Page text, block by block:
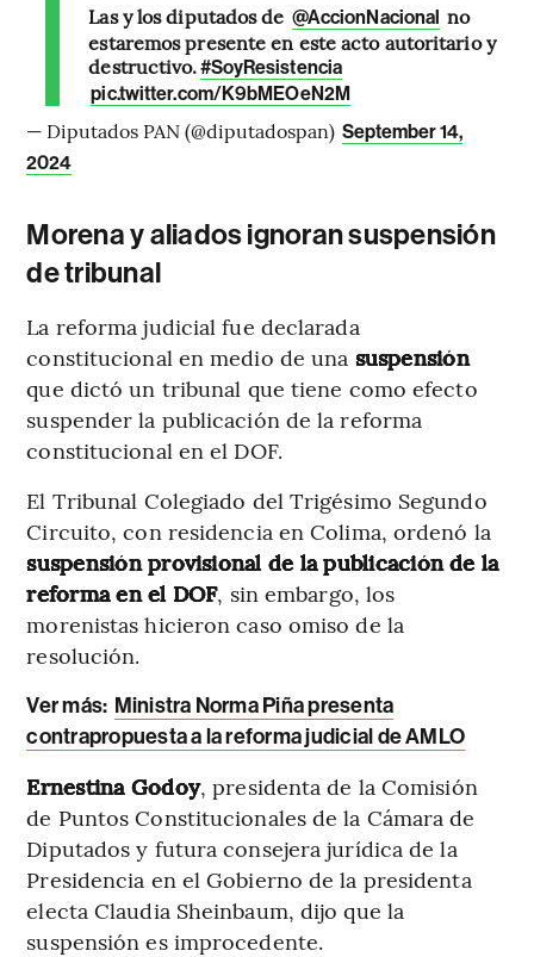
Las y los diputados de @AccionNacional no
estaremos presente en este acto autoritario y
destructivo.#SoyResistencia
pic.twitter.com/K9bMEOeN2M
— Diputados PAN (@diputadospan) September 14,
2024
Morena y aliados ignoran suspensión
de tribunal
La reforma judicial fue declarada
constitucional en medio de una suspensión
que dictó un tribunal que tiene como efecto
suspender la publicación de la reforma
constitucional en el DOF.
El Tribunal Colegiado del Trigésimo Segundo
Circuito, con residencia en Colima, ordenó la
suspensión provisional de la publicación de la
reforma en el DOF, sin embargo, los
morenistas hicieron caso omiso de la
resolución.
Ver más: Ministra Norma Piña presenta
contrapropuesta a la reforma judicial de AMLO
Ernestina Godoy, presidenta de la Comisión
de Puntos Constitucionales de la Cámara de
Diputados y futura consejera jurídica de la
Presidencia en el Gobierno de la presidenta
electa Claudia Sheinbaum, dijo que la
suspensión es improcedente.